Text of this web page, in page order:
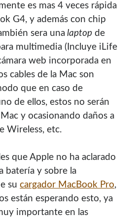
en Informática de laUNETdonde dí
siempre me ha gustado
informático en este blog.
leer más sobre mi
.
or any of my work, consider to
It will help me to invest time on
site.
o mi trabajo, puedes hacer una
es mas 4 veces rápida
G4, y además con chip
sera una laptop de
multimedia (Incluye iLife
web incorporada en
cables de la Mac son
que en caso de
de ellos, estos no serán
y ocasionando daños a
Wireless, etc.
que Apple no ha aclarado
baterí­a y sobre la
sucargador MacBook Pro,
están esperando esto, ya
importante en las